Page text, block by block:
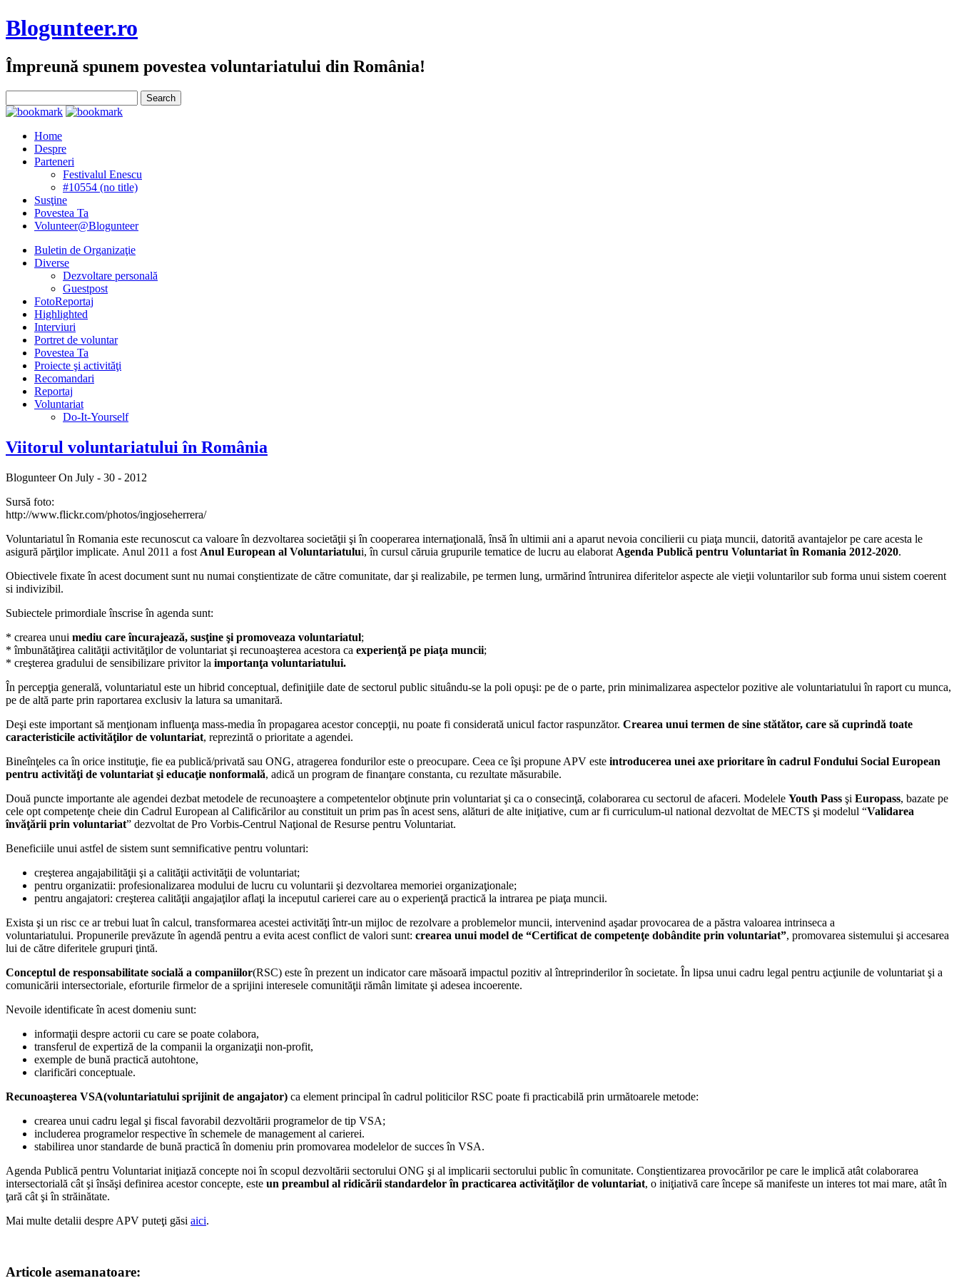
Blogunteer.ro
Împreună spunem povestea voluntariatului din România!
Home
Despre
Parteneri
Festivalul Enescu
#10554 (no title)
Susţine
Povestea Ta
Volunteer@Blogunteer
Buletin de Organizaţie
Diverse
Dezvoltare personală
Guestpost
FotoReportaj
Highlighted
Interviuri
Portret de voluntar
Povestea Ta
Proiecte şi activităţi
Recomandari
Reportaj
Voluntariat
Do-It-Yourself
Viitorul voluntariatului în România
Blogunteer On July - 30 - 2012
Sursă foto:
http://www.flickr.com/photos/ingjoseherrera/
Voluntariatul în Romania este recunoscut ca valoare în dezvoltarea societăţii şi în cooperarea internaţională, însă în ultimii ani a aparut nevoia concilierii cu piaţa muncii, datorită avantajelor pe care acesta le
asigură părţilor implicate. Anul 2011 a fost Anul European al Voluntariatului, în cursul căruia grupurile tematice de lucru au elaborat Agenda Publică pentru Voluntariat în Romania 2012-2020.
Obiectivele fixate în acest document sunt nu numai conştientizate de către comunitate, dar şi realizabile, pe termen lung, urmărind întrunirea diferitelor aspecte ale vieţii voluntarilor sub forma unui sistem coerent
si indivizibil.
Subiectele primordiale înscrise în agenda sunt:
* crearea unui mediu care încurajează, susţine şi promoveaza voluntariatul;
* îmbunătăţirea calităţii activităţilor de voluntariat şi recunoaşterea acestora ca experienţă pe piaţa muncii;
* creşterea gradului de sensibilizare privitor la importanţa voluntariatului.
În percepţia generală, voluntariatul este un hibrid conceptual, definiţiile date de sectorul public situându-se la poli opuşi: pe de o parte, prin minimalizarea aspectelor pozitive ale voluntariatului în raport cu munca,
pe de altă parte prin raportarea exclusiv la latura sa umanitară.
Deşi este important să menţionam influenţa mass-media în propagarea acestor concepţii, nu poate fi considerată unicul factor raspunzător. Crearea unui termen de sine stătător, care să cuprindă toate
caracteristicile activităţilor de voluntariat, reprezintă o prioritate a agendei.
Bineînţeles ca în orice instituţie, fie ea publică/privată sau ONG, atragerea fondurilor este o preocupare. Ceea ce îşi propune APV este introducerea unei axe prioritare în cadrul Fondului Social European
pentru activităţi de voluntariat şi educaţie nonformală, adică un program de finanţare constanta, cu rezultate măsurabile.
Două puncte importante ale agendei dezbat metodele de recunoaştere a competentelor obţinute prin voluntariat şi ca o consecinţă, colaborarea cu sectorul de afaceri. Modelele Youth Pass şi Europass, bazate pe
cele opt competenţe cheie din Cadrul European al Calificărilor au constituit un prim pas în acest sens, alături de alte iniţiative, cum ar fi curriculum-ul national dezvoltat de MECTS şi modelul “Validarea
învăţării prin voluntariat” dezvoltat de Pro Vorbis-Centrul Naţional de Resurse pentru Voluntariat.
Beneficiile unui astfel de sistem sunt semnificative pentru voluntari:
creşterea angajabilităţii şi a calităţii activităţii de voluntariat;
pentru organizatii: profesionalizarea modului de lucru cu voluntarii şi dezvoltarea memoriei organizaţionale;
pentru angajatori: creşterea calităţii angajaţilor aflaţi la inceputul carierei care au o experienţă practică la intrarea pe piaţa muncii.
Exista şi un risc ce ar trebui luat în calcul, transformarea acestei activităţi într-un mijloc de rezolvare a problemelor muncii, intervenind aşadar provocarea de a păstra valoarea intrinseca a
voluntariatului. Propunerile prevăzute în agendă pentru a evita acest conflict de valori sunt: crearea unui model de “Certificat de competenţe dobândite prin voluntariat”, promovarea sistemului şi accesarea
lui de către diferitele grupuri ţintă.
Conceptul de responsabilitate socială a companiilor(RSC) este în prezent un indicator care măsoară impactul pozitiv al întreprinderilor în societate. În lipsa unui cadru legal pentru acţiunile de voluntariat şi a
comunicării intersectoriale, eforturile firmelor de a sprijini interesele comunităţii rămân limitate şi adesea incoerente.
Nevoile identificate în acest domeniu sunt:
informaţii despre actorii cu care se poate colabora,
transferul de expertiză de la companii la organizaţii non-profit,
exemple de bună practică autohtone,
clarificări conceptuale.
Recunoaşterea VSA(voluntariatului sprijinit de angajator) ca element principal în cadrul politicilor RSC poate fi practicabilă prin următoarele metode:
crearea unui cadru legal şi fiscal favorabil dezvoltării programelor de tip VSA;
includerea programelor respective în schemele de management al carierei.
stabilirea unor standarde de bună practică în domeniu prin promovarea modelelor de succes în VSA.
Agenda Publică pentru Voluntariat iniţiază concepte noi în scopul dezvoltării sectorului ONG şi al implicarii sectorului public în comunitate. Conştientizarea provocărilor pe care le implică atât colaborarea
intersectorială cât şi însăşi definirea acestor concepte, este un preambul al ridicării standardelor în practicarea activităţilor de voluntariat, o iniţiativă care începe să manifeste un interes tot mai mare, atât în
ţară cât şi în străinătate.
Mai multe detalii despre APV puteţi găsi aici.
Articole asemanatoare: